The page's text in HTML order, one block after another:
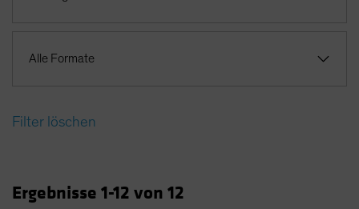
Japan - 日本
Luxembourg and Other EMEA
Norway
Alle Formate
Filter löschen
Ergebnisse 1-12 von 12